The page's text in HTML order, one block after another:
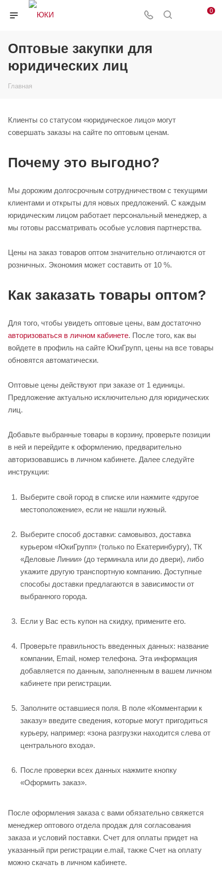
0
Оптовые закупки для
юридических лиц
Главная
Клиенты со статусом «юридическое лицо» могут
совершать заказы на сайте по оптовым ценам.
Почему это выгодно?
Мы дорожим долгосрочным сотрудничеством с текущими
клиентами и открыты для новых предложений. С каждым
юридическим лицом работает персональный менеджер, а
мы готовы рассматривать особые условия партнерства.
Цены на заказ товаров оптом значительно отличаются от
розничных. Экономия может составить от 10 %.
Как заказать товары оптом?
Для того, чтобы увидеть оптовые цены, вам достаточно
авторизоваться в личном кабинете. После того, как вы
войдете в профиль на сайте ЮкиГрупп, цены на все товары
обновятся автоматически.
Оптовые цены действуют при заказе от 1 единицы.
Предложение актуально исключительно для юридических
лиц.
Добавьте выбранные товары в корзину, проверьте позиции
в ней и перейдите к оформлению, предварительно
авторизовавшись в личном кабинете. Далее следуйте
инструкции:
Выберите свой город в списке или нажмите «другое
местоположение», если не нашли нужный.
Выберите способ доставки: самовывоз, доставка
курьером «ЮкиГрупп» (только по Екатеринбургу), ТК
«Деловые Линии» (до терминала или до двери), либо
укажите другую транспортную компанию. Доступные
способы доставки предлагаются в зависимости от
выбранного города.
Если у Вас есть купон на скидку, примените его.
Проверьте правильность введенных данных: название
компании, Email, номер телефона. Эта информация
добавляется по данным, заполненным в вашем личном
кабинете при регистрации.
Заполните оставшиеся поля. В поле «Комментарии к
заказу» введите сведения, которые могут пригодиться
курьеру, например: «зона разгрузки находится слева от
центрального входа».
После проверки всех данных нажмите кнопку
«Оформить заказ».
После оформления заказа с вами обязательно свяжется
менеджер оптового отдела продаж для согласования
заказа и условий поставки. Счет для оплаты придет на
указанный при регистрации e.mail, также Счет на оплату
можно скачать в личном кабинете.